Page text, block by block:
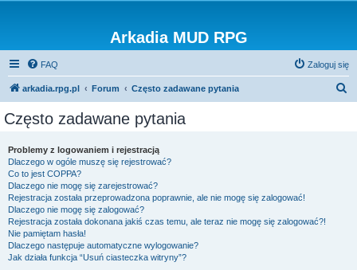
Arkadia MUD RPG
FAQ Zaloguj się
arkadia.rpg.pl Forum Często zadawane pytania
Często zadawane pytania
Problemy z logowaniem i rejestracją
Dlaczego w ogóle muszę się rejestrować?
Co to jest COPPA?
Dlaczego nie mogę się zarejestrować?
Rejestracja została przeprowadzona poprawnie, ale nie mogę się zalogować!
Dlaczego nie mogę się zalogować?
Rejestracja została dokonana jakiś czas temu, ale teraz nie mogę się zalogować?!
Nie pamiętam hasła!
Dlaczego następuje automatyczne wylogowanie?
Jak działa funkcja “Usuń ciasteczka witryny”?